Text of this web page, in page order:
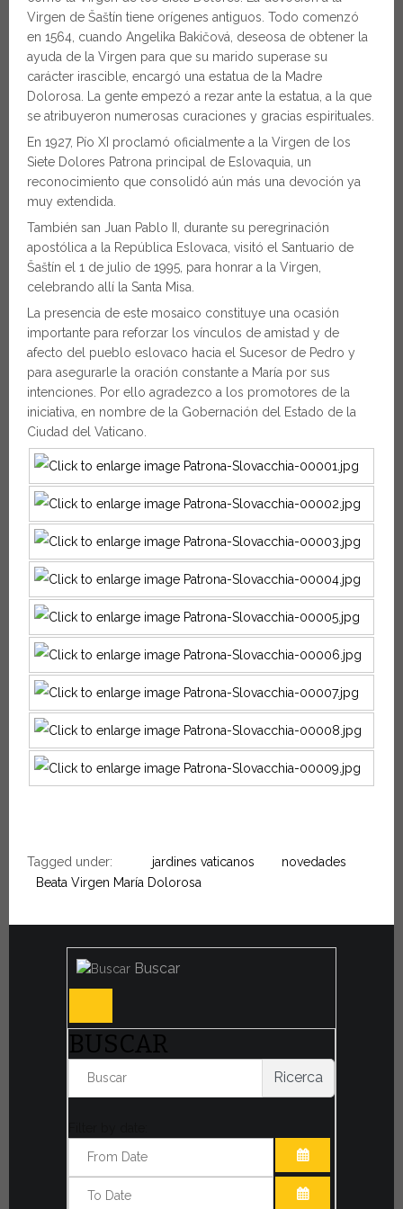
Virgen de Šaštín tiene orígenes antiguos. Todo comenzó
en 1564, cuando Angelika Bakičová, deseosa de obtener la
ayuda de la Virgen para que su marido superase su
carácter irascible, encargó una estatua de la Madre
Dolorosa. La gente empezó a rezar ante la estatua, a la que
se atribuyeron numerosas curaciones y gracias espirituales.
En 1927, Pío XI proclamó oficialmente a la Virgen de los
Siete Dolores Patrona principal de Eslovaquia, un
reconocimiento que consolidó aún más una devoción ya
muy extendida.
También san Juan Pablo II, durante su peregrinación
apostólica a la República Eslovaca, visitó el Santuario de
Šaštín el 1 de julio de 1995, para honrar a la Virgen,
celebrando allí la Santa Misa.
La presencia de este mosaico constituye una ocasión
importante para reforzar los vínculos de amistad y de
afecto del pueblo eslovaco hacia el Sucesor de Pedro y
para asegurarle la oración constante a María por sus
intenciones. Por ello agradezco a los promotores de la
iniciativa, en nombre de la Gobernación del Estado de la
Ciudad del Vaticano.
Tagged under: jardines vaticanos
novedades
Beata Virgen María Dolorosa
Buscar
BUSCAR
Ricerca
ABRIR EL